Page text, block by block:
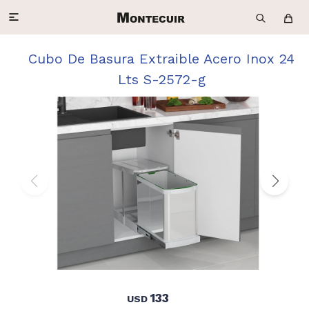

Cubo De Basura Extraible Acero Inox 24
Lts S-2572-g
USD 133